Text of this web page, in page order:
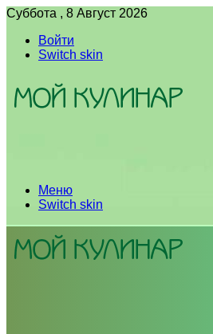
Суббота , 8 Август 2026
Войти
Switch skin
Меню
Switch skin